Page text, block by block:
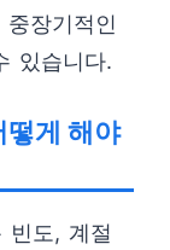
장기적인
있습니다.
떻게 해야
빈도, 계절